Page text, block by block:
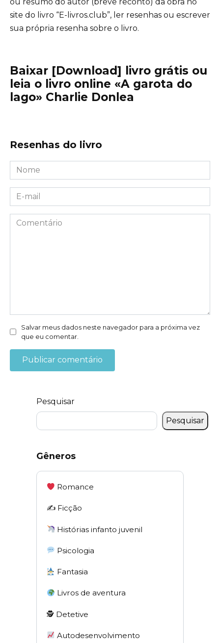
site do livro “E-livros.club”, ler resenhas ou escrever
sua própria resenha sobre o livro.
Baixar [Download] livro grátis ou
leia o livro online «A garota do
lago» Charlie Donlea
Resenhas do livro
Nome
*
E-
mail
*Comentário
Salvar meus dados neste navegador para a próxima vez
que eu comentar.
Pesquisar
Pesquisar
Gêneros
Romance
✍️ Ficção
Histórias infanto juvenil
Psicologia
Fantasia
Livros de aventura
🕵 Detetive
Autodesenvolvimento